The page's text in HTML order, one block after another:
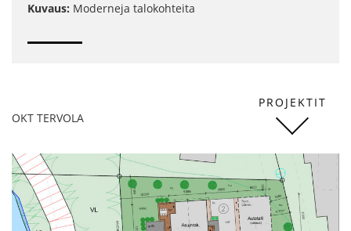
Kuvaus: Moderneja talokohteita
PROJEKTIT
OKT TERVOLA